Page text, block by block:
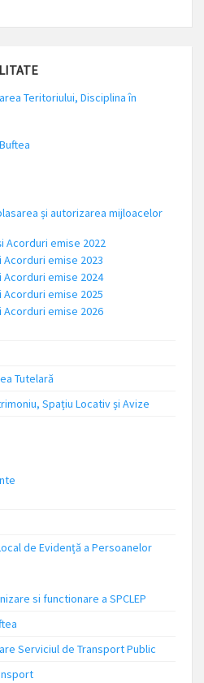
Teritoriului, Disciplina în
și autorizarea mijloacelor
Acorduri emise 2022
emise 2023
emise 2024
emise 2025
emise 2026
Tutelară
Spațiu Locativ și Avize
de Evidență a Persoanelor
si functionare a SPCLEP
Serviciul de Transport Public